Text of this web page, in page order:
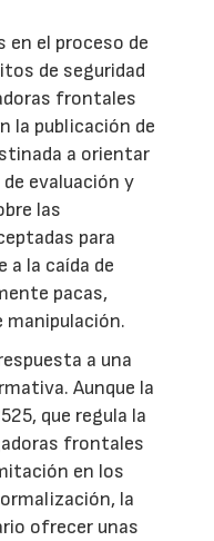
en el proceso de
de seguridad
frontales
la publicación de
a orientar
evaluación y
las
para
la caída de
pacas,
manipulación.
a una
Aunque la
que regula la
frontales
en los
la
ofrecer unas